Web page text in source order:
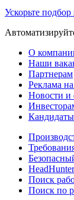
Ускорьте
О
Наши
Партнерам
Реклама
Новости и
Поиск
Поиск по